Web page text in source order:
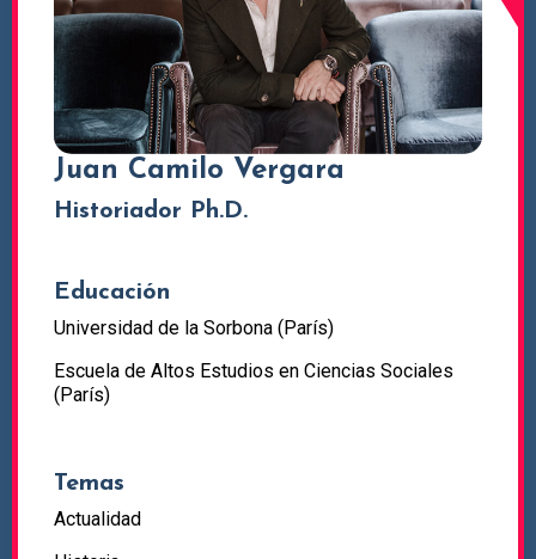
Juan Camilo Vergara
Historiador Ph.D.
Educación
Universidad de la Sorbona (París)
Escuela de Altos Estudios en Ciencias Sociales
(París)
Temas
Actualidad